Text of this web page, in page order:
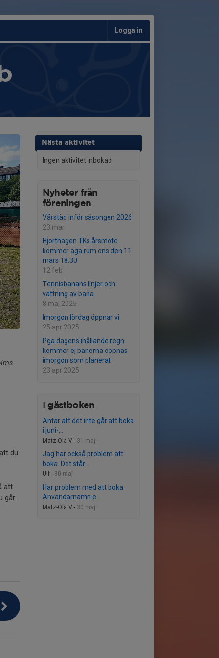
Logga in
Nästa aktivitet
Ingen aktivitet inbokad
Nyheter från
föreningen
Vårstäd inför säsongen 2026
23 mar
Hjorthagen TKs årsmöte
kommer äga rum ons den 11
mars 18.30
12 feb
Tennisbanans linjer och
vattning av bana
8 maj 2025
Imorgon lördag öppnar vi
25 apr 2025
Pga dagens ihållande regn
kommer ej banorna öppnas
imorgon som planerat
23 apr 2025
I gästboken
Antar att det inte går att boka
i juni-...
Matz-Ola V - 31 maj
Jag har också problem att
boka. Det står...
Ulf - 30 maj
Har problem med att boka.
Användarnamn e...
Matz-Ola V - 30 maj
du
att
går.